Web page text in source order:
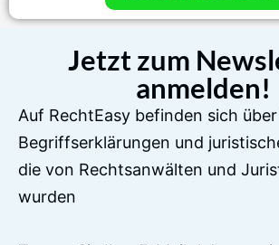
Jetzt zum
anmelden!
Auf RechtEasy befinden sich
Begriffserklärungen und
die von Rechtsanwälten und
wurden